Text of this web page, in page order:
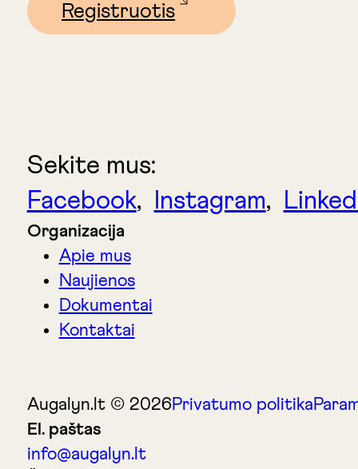
Registruotis
Sekite mus:
Facebook, Instagram,
Organizacija
Apie mus
Naujienos
Dokumentai
Kontaktai
Augalyn.lt © 2026Privatumo politika
El. paštas
info@augalyn.lt